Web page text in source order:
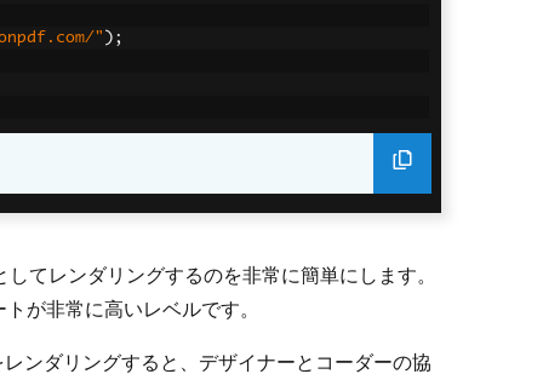
" );
てレンダリングするのを非常に簡単にします。
が非常に高いレベルです。
ンダリングすると、デザイナーとコーダーの協